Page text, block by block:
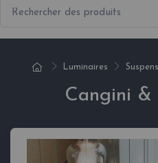
Luminaires
Cangini &